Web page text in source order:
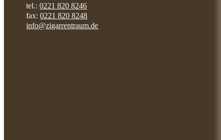
tel.:0221 820 8246
fax:0221 820 8248
info@zigarrentraum.de